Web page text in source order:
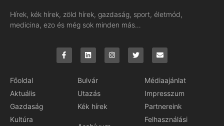
Hírek, kék hírek, zöld hírek, gazdaság, sport, életmód,
medicina, ezo és még sok minden más…
Főoldal
Aktuális
Gazdaság
Kultúra
Bulvár
Utazás
Kék hírek
Médiaajánlat
Impresszum
Partnereink
Felhasználási